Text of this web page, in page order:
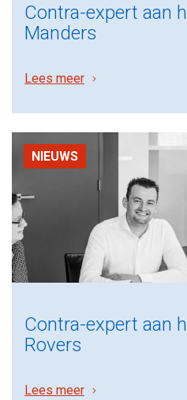
Contra-expert aan
Manders
Lees meer
NIEUWS
Contra-expert aan
Rovers
Lees meer